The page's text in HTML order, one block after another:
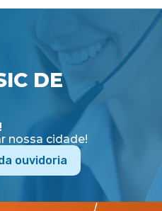
DE
nossa cidade!
ouvidoria